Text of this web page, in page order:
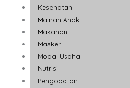
Kesehatan
Mainan Anak
Makanan
Masker
Modal Usaha
Nutrisi
Pengobatan